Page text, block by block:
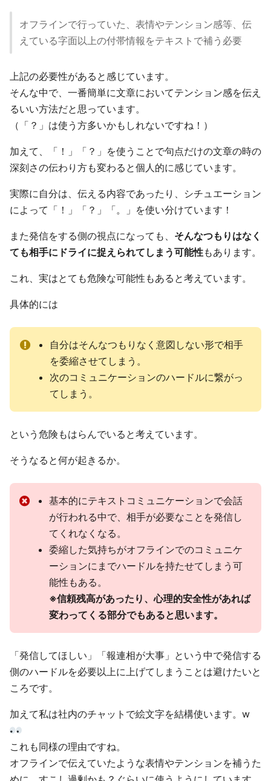
オフラインで行っていた、表情やテンション感等、伝
えている字面以上の付帯情報をテキストで補う必要
上記の必要性があると感じています。
そんな中で、一番簡単に文章においてテンション感を伝え
るいい方法だと思っています。
（「？」は使う方多いかもしれないですね！）
加えて、「！」「？」を使うことで句点だけの文章の時の
深刻さの伝わり方も変わると個人的に感じています。
実際に自分は、伝える内容であったり、シチュエーション
によって「！」「？」「。」を使い分けています！
また発信をする側の視点になっても、 そんなつもりはなく
ても相手にドライに捉えられてしまう可能性もあります。
これ、実はとても危険な可能性もあると考えています。
具体的には
自分はそんなつもりなく意図しない形で相手
を委縮させてしまう。
次のコミュニケーションのハードルに繋がっ
てしまう。
という危険もはらんでいると考えています。
そうなると何が起きるか。
基本的にテキストコミュニケーションで会話
が行われる中で、相手が必要なことを発信し
てくれなくなる。
委縮した気持ちがオフラインでのコミュニケ
ーションにまでハードルを持たせてしまう可
能性もある。
※信頼残高があったり、心理的安全性があれば
変わってくる部分でもあると思います。
「発信してほしい」「報連相が大事」という中で発信する
側のハードルを必要以上に上げてしまうことは避けたいと
ころです。
加えて私は社内のチャットで絵文字を結構使います。w
これも同様の理由ですね。
オフラインで伝えていたような表情やテンションを補うた